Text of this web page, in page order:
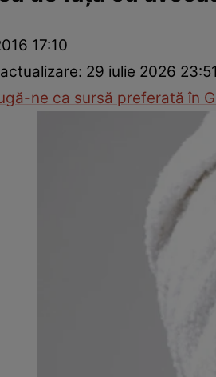
românești
17:10
29 iulie 2026 23:51
ne ca sursă preferată în